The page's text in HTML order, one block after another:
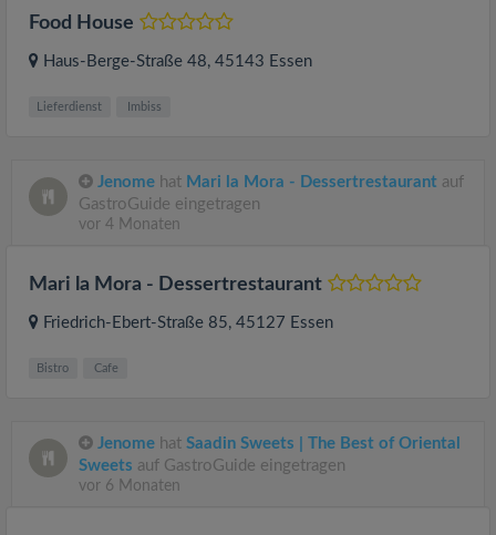
Food House
Haus-Berge-Straße 48, 45143 Essen
Lieferdienst Imbiss
Jenome hat Mari la Mora - Dessertrestaurant auf
GastroGuide eingetragen
vor 4 Monaten
Mari la Mora - Dessertrestaurant
Friedrich-Ebert-Straße 85, 45127 Essen
Bistro Cafe
Jenome hat Saadin Sweets | The Best of Oriental
Sweets auf GastroGuide eingetragen
vor 6 Monaten